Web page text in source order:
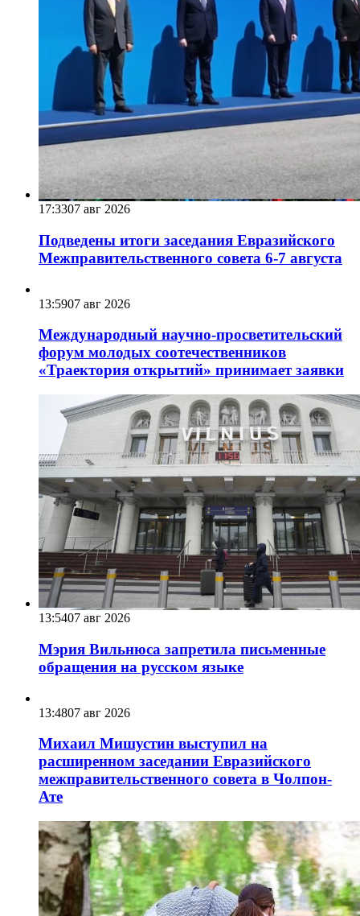
17:3307 авг 2026
Подведены итоги заседания Евразийского
Межправительственного совета 6-7 августа
13:5907 авг 2026
Международный научно-просветительский
форум молодых соотечественников
«Траектория открытий» принимает заявки
13:5407 авг 2026
Мэрия Вильнюса запретила письменные
обращения на русском языке
13:4807 авг 2026
Михаил Мишустин выступил на
расширенном заседании Евразийского
межправительственного совета в Чолпон-
Ате